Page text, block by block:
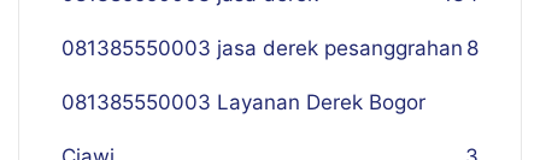
081385550003 jasa derek pesanggrahan 8
081385550003 Layanan Derek Bogor